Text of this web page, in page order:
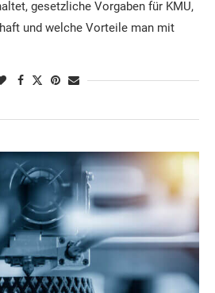
gesetzliche Vorgaben für KMU,
und welche Vorteile man mit